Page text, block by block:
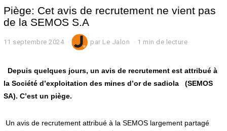
Piège: Cet avis de recrutement ne vient pas
de la SEMOS S.A
11 septembre 2024
e
t
e
r
par Le Jalon 1 min de lecture
Depuis quelques jours, un avis de recrutement est attribué à
la Société d’exploitation des mines d’or de sadiola (SEMOS
SA). C’est un piège.
Un avis de recrutement attribué à la SEMOS largement partagé